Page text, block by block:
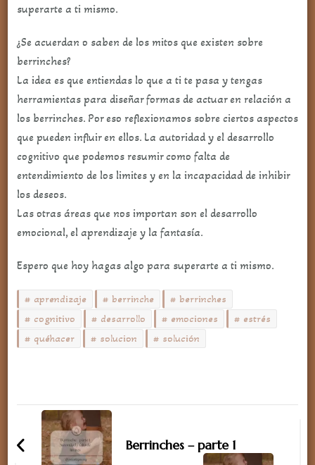
superarte a ti mismo.
¿Se acuerdan o saben de los mitos que existen sobre
berrinches?
La idea es que entiendas lo que a ti te pasa y tengas
herramientas para diseñar formas de actuar en relación a
los berrinches. Por eso reflexionamos sobre ciertos aspectos
que pueden influir en ellos. La autoridad y el desarrollo
cognitivo que podemos resumir como falta de
entendimiento de los limites y en la incapacidad de inhibir
los deseos.
Las otras áreas que nos importan son el desarrollo
emocional, el aprendizaje y la fantasía.
Espero que hoy hagas algo para superarte a ti mismo.
aprendizaje berrinche
berrinches
cognitivo
desarrollo emociones
estrés
quéhacer
solucion solución
Navegación
de
Berrinches – parte 1